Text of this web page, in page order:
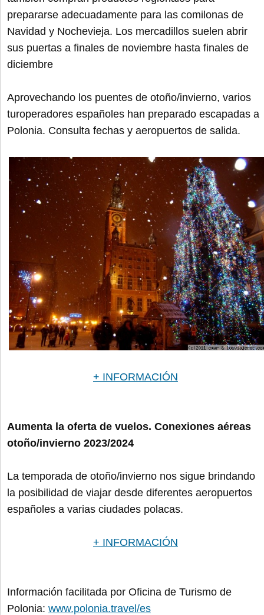
prepararse adecuadamente para las comilonas de
Navidad y Nochevieja. Los mercadillos suelen abrir
sus puertas a finales de noviembre hasta finales de
diciembre
Aprovechando los puentes de otoño/invierno, varios
turoperadores españoles han preparado escapadas a
Polonia. Consulta fechas y aeropuertos de salida.
+ INFORMACIÓN
Aumenta la oferta de vuelos. Conexiones aéreas
otoño/invierno 2023/2024
La temporada de otoño/invierno nos sigue brindando
la posibilidad de viajar desde diferentes aeropuertos
españoles a varias ciudades polacas.
+ INFORMACIÓN
Información facilitada por Oficina de Turismo de
Polonia: www.polonia.travel/es